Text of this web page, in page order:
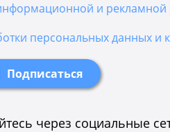
и рекламной
персональных данных и
через социальные